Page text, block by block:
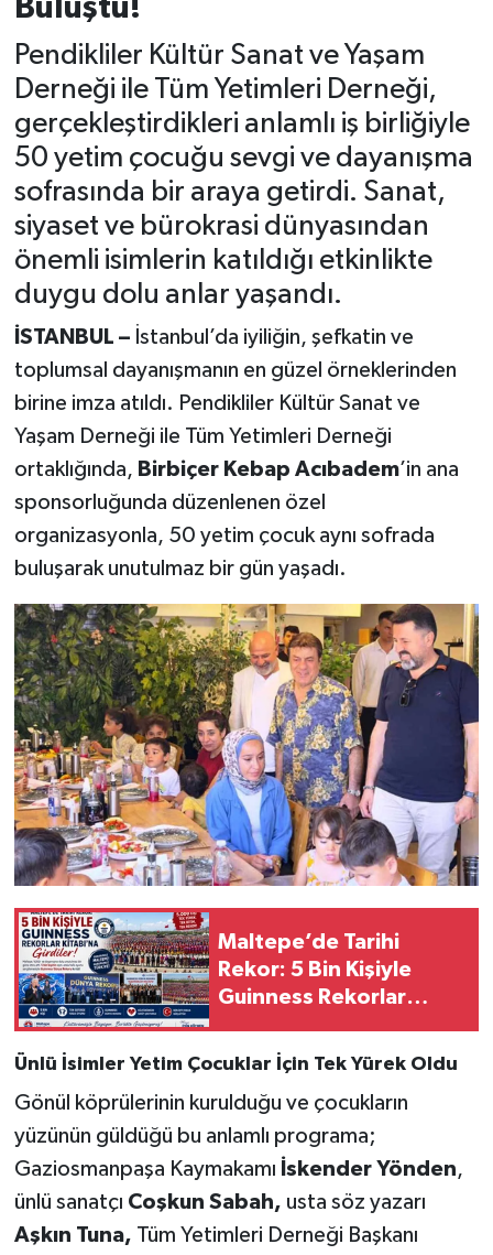
Buluştu!
Pendikliler Kültür Sanat ve Yaşam
Derneği ile Tüm Yetimleri Derneği,
gerçekleştirdikleri anlamlı iş birliğiyle
50 yetim çocuğu sevgi ve dayanışma
sofrasında bir araya getirdi. Sanat,
siyaset ve bürokrasi dünyasından
önemli isimlerin katıldığı etkinlikte
duygu dolu anlar yaşandı.
İSTANBUL –İstanbul’da iyiliğin, şefkatin ve
toplumsal dayanışmanın en güzel örneklerinden
birine imza atıldı. Pendikliler Kültür Sanat ve
Yaşam Derneği ile Tüm Yetimleri Derneği
ortaklığında, Birbiçer Kebap Acıbadem’in ana
sponsorluğunda düzenlenen özel
organizasyonla, 50 yetim çocuk aynı sofrada
buluşarak unutulmaz bir gün yaşadı.
Maltepe’de Tarihi
Rekor: 5 Bin Kişiyle
Guinness Rekorlar
Ünlü İsimler Yetim Çocuklar İçin Tek Yürek Oldu
Gönül köprülerinin kurulduğu ve çocukların
yüzünün güldüğü bu anlamlı programa;
Gaziosmanpaşa Kaymakamı İskender Yönden,
ünlü sanatçı Coşkun Sabah, usta söz yazarı
Aşkın Tuna, Tüm Yetimleri Derneği Başkanı